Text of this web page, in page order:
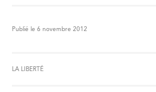
Publié le 6 novembre 2012
LA LIBERTÉ